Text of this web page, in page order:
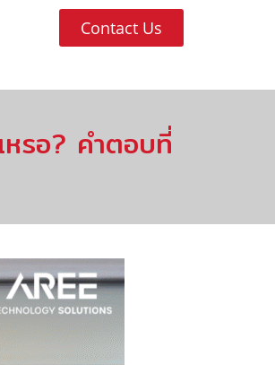
Contact Us
รอ? คำตอบที่